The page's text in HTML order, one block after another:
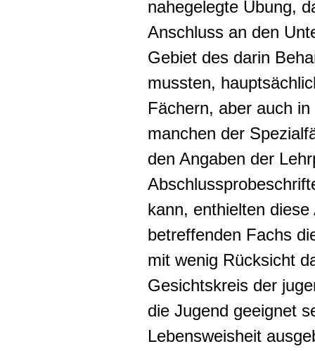
nahegelegte Übung,
Anschluss an den
Gebiet des darin
mussten,
Fächern, aber auch
manchen der
den Angaben der
kann, enthielten
betreffenden Fachs
mit wenig Rücksicht
Gesichtskreis der
die Jugend geeignet
Lebensweisheit